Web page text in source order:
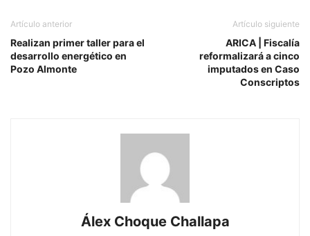
Artículo anterior
Realizan primer taller para el
desarrollo energético en
Pozo Almonte
Artículo siguiente
ARICA | Fiscalía
reformalizará a cinco
imputados en Caso
Conscriptos
Álex Choque Challapa